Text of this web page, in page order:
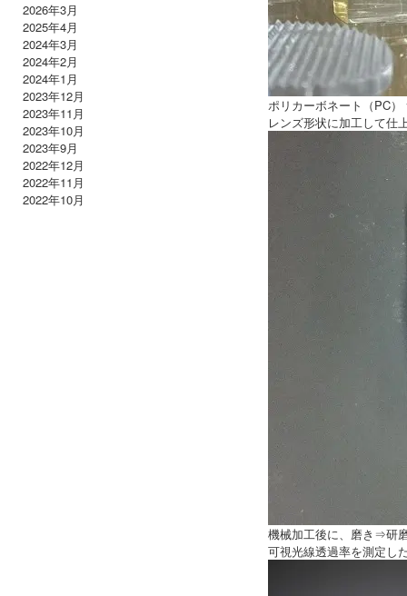
ポリカーボネート（PC
レンズ形状に加工して仕
機械加工後に、磨き⇒研
可視光線透過率を測定し
2026年3月
2025年4月
2024年3月
2024年2月
2024年1月
2023年12月
2023年11月
2023年10月
2023年9月
2022年12月
2022年11月
2022年10月